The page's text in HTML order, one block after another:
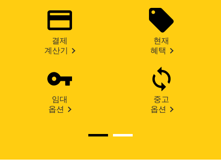
결제
계산기
현재
혜택
임대
옵션
중고
옵션